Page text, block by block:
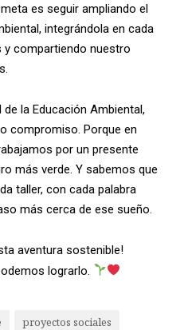
es seguir ampliando el
integrándola en cada
compartiendo nuestro
de la Educación Ambiental,
compromiso. Porque en
por un presente
más verde. Y sabemos que
taller, con cada palabra
más cerca de ese sueño.
aventura sostenible!
lograrlo.
proyectos sociales